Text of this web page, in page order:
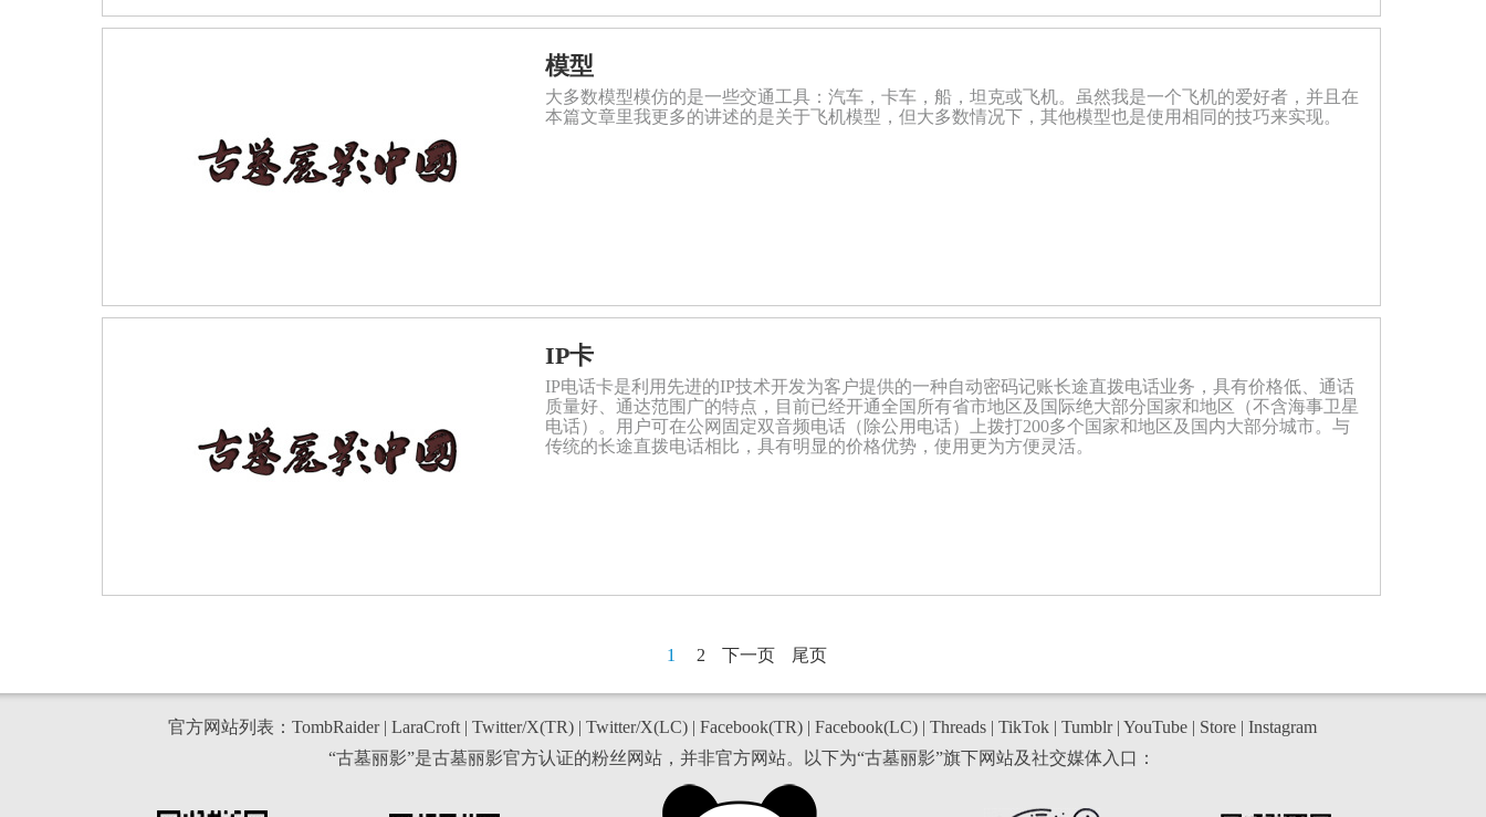
模型
大多数模型模仿的是一些交通工具：汽车，卡车，船，坦克或飞机。虽然我是一个飞机的爱好者，并且在
本篇文章里我更多的讲述的是关于飞机模型，但大多数情况下，其他模型也是使用相同的技巧来实现。
IP卡
IP电话卡是利用先进的IP技术开发为客户提供的一种自动密码记账长途直拨电话业务，具有价格低、通话
质量好、通达范围广的特点，目前已经开通全国所有省市地区及国际绝大部分国家和地区（不含海事卫星
电话）。用户可在公网固定双音频电话（除公用电话）上拨打200多个国家和地区及国内大部分城市。与
传统的长途直拨电话相比，具有明显的价格优势，使用更为方便灵活。
1 2 下一页 尾页
官方网站列表： TombRaider| LaraCroft| Twitter/X(TR)| Twitter/X(LC)| Facebook(TR)| Facebook(LC)| Threads| TikTok| Tumblr| YouTube| Store| Instagram
“古墓丽影”是古墓丽影官方认证的粉丝网站，并非官方网站。以下为“古墓丽影”旗下网站及社交媒体入口：